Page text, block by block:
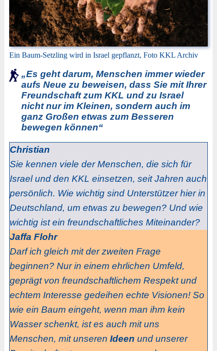
Ein Baum-Setzling wird in Israel gepflanzt, Foto KKL Archiv
„Es geht darum, Menschen immer wieder
aufs Neue zu beweisen, dass Sie mit Ihrer
Freundschaft zum KKL und zu Israel
nicht nur im Kleinen, sondern auch im
ganz Großen etwas zum Besseren
bewegen können“
Christian
Sie kennen viele der Menschen, die sich für
Israel und den KKL einsetzen, seit Jahren auch
persönlich. Wie wichtig sind Unterstützer hier in
Deutschland, um etwas zu bewegen? Und wie
wichtig ist ein freundschaftliches Miteinander?
Jaffa Flohr
Darf ich gleich mit der zweiten Frage
beginnen? Nur in einem ehrlichen Umfeld,
geprägt von freundschaftlichem Respekt und
echtem Interesse gedeihen echte Visionen! So
wie ein Baum eingeht, wenn man ihm kein
Wasser schenkt, ist es auch mit uns
Menschen, mit unseren Ideen und unserer